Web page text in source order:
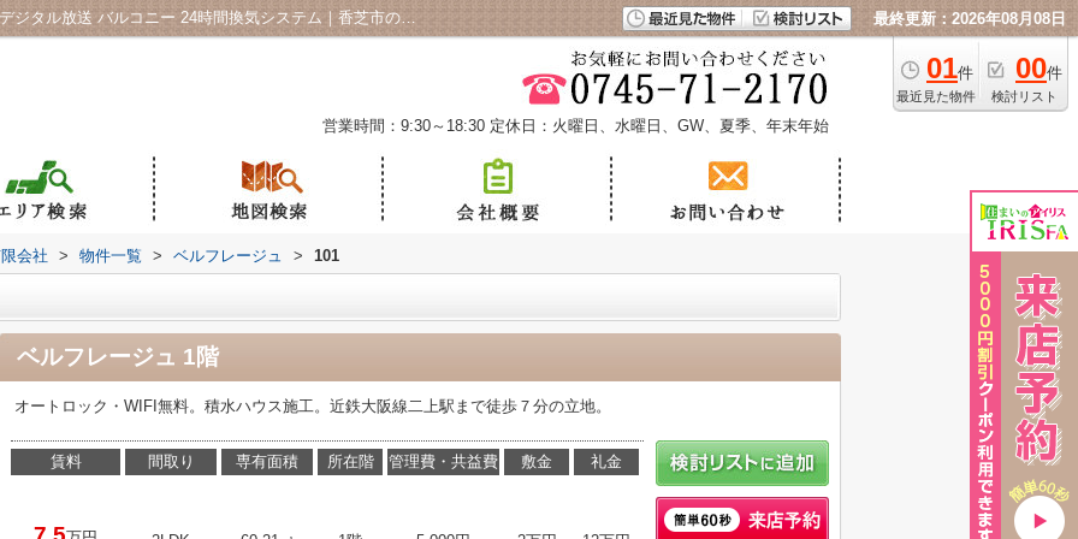
ベルフレージュ101｜給湯 クロゼット 地上デジタル放送 バルコニー 24時間換気システム｜香芝市の賃貸ならアイリスＦＡホーム有限会社 最終更新：2026年08月08日
01件
最近見た物件
00件
検討リスト
営業時間：9:30～18:30 定休日：火曜日、水曜日、GW、夏季、年末年始
会社 > 物件一覧 > ベルフレージュ > 101
ベルフレージュ 1階
オートロック・WIFI無料。積水ハウス施工。近鉄大阪線二上駅まで徒歩７分の立地。
賃料 間取り 専有面積 所在階 管理費・共益費 敷金 礼金